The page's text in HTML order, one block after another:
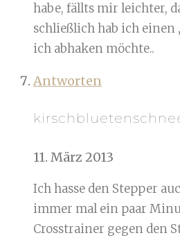
habe, fällts mir leichter,
schließlich hab ich einen
ich abhaken möchte..
Antworten
11. März 2013
Ich hasse den Stepper
immer mal ein paar
Crosstrainer gegen den